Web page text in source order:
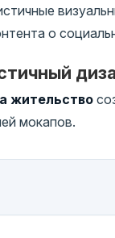
о
жительство
мокапов.